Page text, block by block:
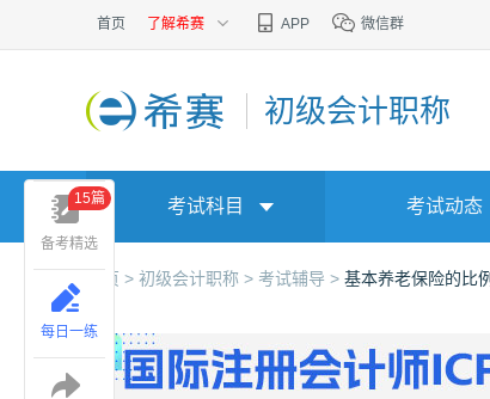
首页 了解希赛 APP 微信群
初级会计职称
考试科目 考试动态
首页 > 初级会计职称 > 考试辅导 > 基本养老保险的比
备考精选
15篇
每日一练